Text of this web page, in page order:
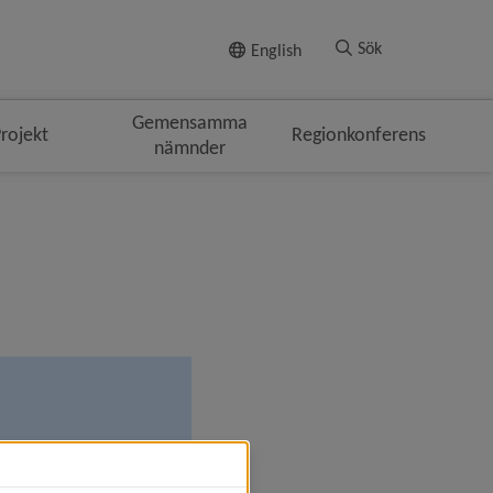
English Sök
Gemensamma
nämnder
Regionkonferens